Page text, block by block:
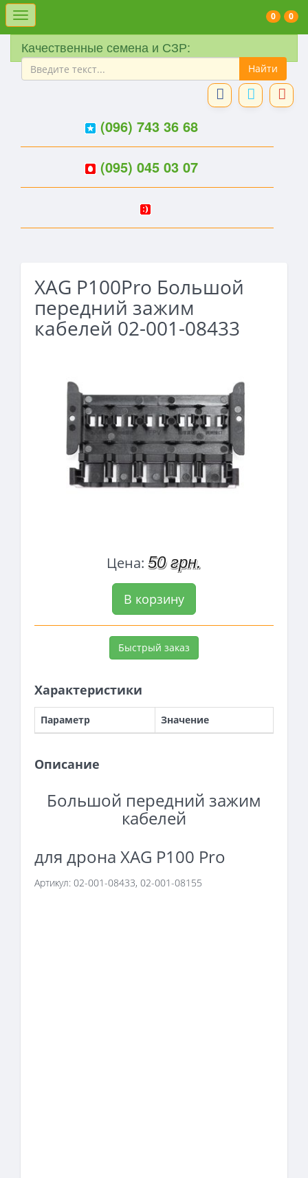
Меню 0
0
Качественные семена и СЗР:
(096) 743 36 68
(095) 045 03 07
XAG P100Pro Большой
передний зажим
кабелей 02-001-08433
Цена: 50 грн.
В корзину
Быстрый заказ
Характеристики
Параметр Значение
Описание
Большой передний зажим
кабелей
для дрона XAG P100 Pro
Артикул: 02-001-08433, 02-001-08155